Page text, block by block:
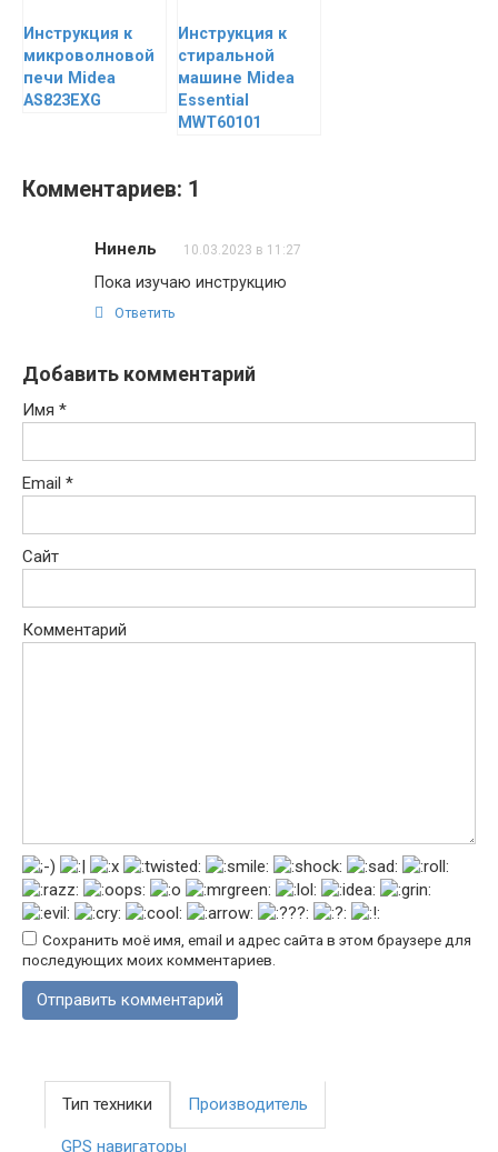
Инструкция к
микроволновой
печи Midea
AS823EXG
Инструкция к
стиральной
машине Midea
Essential
MWT60101
Комментариев: 1
Нинель 10.03.2023 в 11:27
Пока изучаю инструкцию
Ответить
Добавить комментарий
Имя *
Email *
Сайт
Комментарий
Сохранить моё имя, email и адрес сайта в этом браузере для
последующих моих комментариев.
Тип техники Производитель
GPS навигаторы